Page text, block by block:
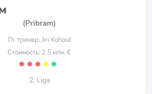
(Pribram)
Гл. тренер: Jiri Kohout
Стоимость: 2.5 млн. €
⬤ ⬤ ⬤ ⬤ ⬤
2. Liga